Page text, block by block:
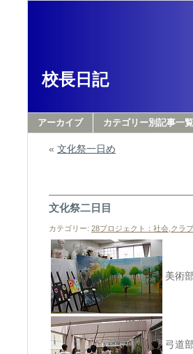
校長日記
アーカイブ カテゴリー別記事一覧
« 文化祭一日め
文化祭二日目
カテゴリー: 28プロジェクト：社会 クラブ
美術
弓道